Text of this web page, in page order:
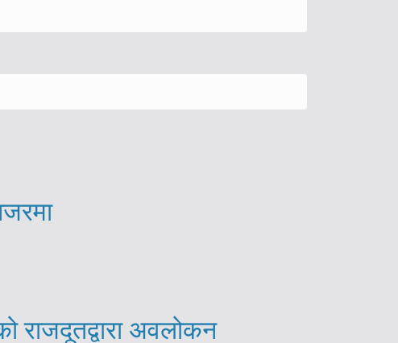
राजदूतद्वारा अवलोकन